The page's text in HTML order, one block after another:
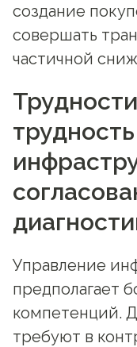
создание
совершать
частичной
трудность
Управление
предполагает
компетенций.
требуют в